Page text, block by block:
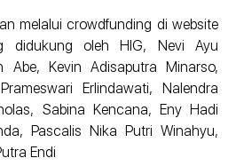
melalui crowdfunding di website
didukung oleh HIG, Nevi Ayu
Abe, Kevin Adisaputra Minarso,
Erlindawati, Nalendra
Sabina Kencana, Eny Hadi
Pascalis Nika Putri Winahyu,
Endi